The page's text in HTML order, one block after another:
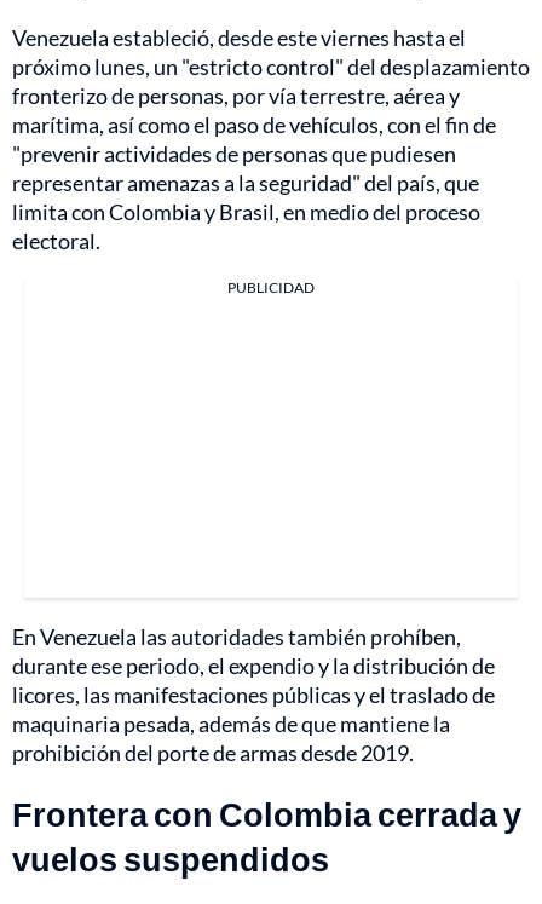
Venezuela estableció, desde este viernes hasta el
próximo lunes, un "estricto control" del desplazamiento
fronterizo de personas, por vía terrestre, aérea y
marítima, así como el paso de vehículos, con el fin de
"prevenir actividades de personas que pudiesen
representar amenazas a la seguridad" del país, que
limita con Colombia y Brasil, en medio del proceso
electoral.
PUBLICIDAD
En Venezuela las autoridades también prohíben,
durante ese periodo, el expendio y la distribución de
licores, las manifestaciones públicas y el traslado de
maquinaria pesada, además de que mantiene la
prohibición del porte de armas desde 2019.
Frontera con Colombia cerrada y
vuelos suspendidos